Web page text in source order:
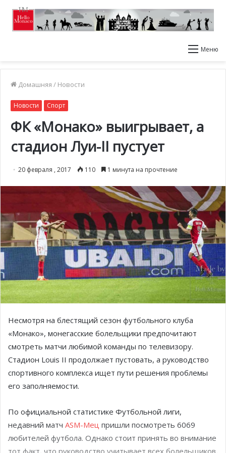
Меню
Домашняя / Новости
Новости Спорт
ФК «Монако» выигрывает, а
стадион Луи-II пустует
20 февраля , 2017 110 1 минута на прочтение
Несмотря на блестящий сезон футбольного клуба
«Монако», монегасские болельщики предпочитают
смотреть матчи любимой команды по телевизору.
Стадион Louis II продолжает пустовать, а руководство
спортивного комплекса ищет пути решения проблемы
его заполняемости.
По официальной статистике Футбольной лиги,
недавний матч ASM-Мец пришли посмотреть 6069
любителей футбола. Однако стоит принять во внимание
тот факт, что руководство учитывает всех болельщиков,